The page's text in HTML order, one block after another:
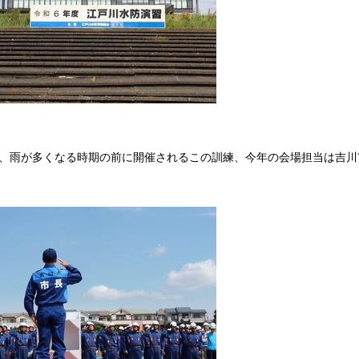
雨が多くなる時期の前に開催されるこの訓練、今年の会場担当は吉